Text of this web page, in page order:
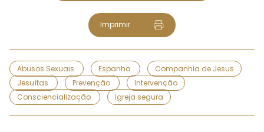
Imprimir
Abusos Sexuais Espanha
Companhia de Jesus
Jesuítas
Prevenção
Intervenção
Consciencialização
Igreja segura